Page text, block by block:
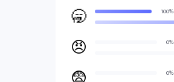
🥱
😠